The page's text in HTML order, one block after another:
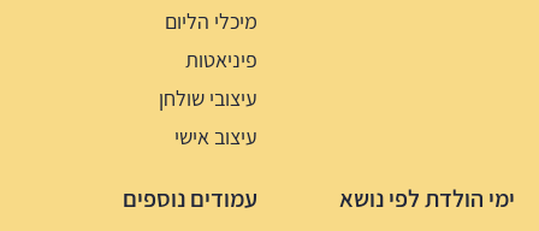
מיכלי הליום
פיניאטות
עיצובי שולחן
עיצוב אישי
ימי הולדת לפי נושא עמודים נוספים